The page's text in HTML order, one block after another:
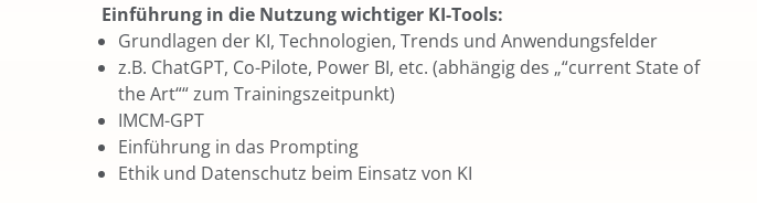
Einführung in die Nutzung wichtiger KI-Tools:
Grundlagen der KI, Technologien, Trends und Anwendungsfelder
z.B. ChatGPT, Co-Pilote, Power BI, etc. (abhängig des „“current State of
the Art““ zum Trainingszeitpunkt)
IMCM-GPT
Einführung in das Prompting
Ethik und Datenschutz beim Einsatz von KI